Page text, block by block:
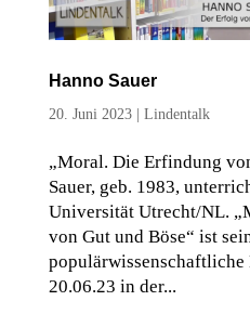
Hanno Sauer
20. Juni 2023| Lindentalk
„Moral. Die Erfindung
Sauer, geb. 1983,
Universität Utrecht/NL.
von Gut und Böse“ ist
populärwissenschaftliche
20.06.23 in der...